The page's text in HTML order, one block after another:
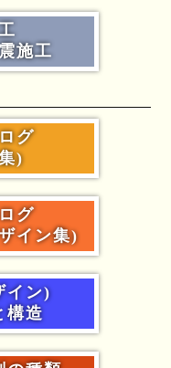
施工
グ
)
グ
イン集)
イン)
構造